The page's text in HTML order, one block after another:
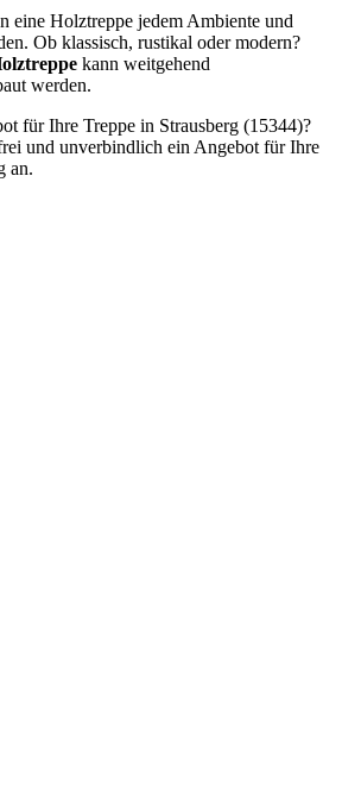
eine Holztreppe jedem Ambiente und
Ob klassisch, rustikal oder modern?
kann weitgehend
werden.
für Ihre Treppe in Strausberg (15344)?
und unverbindlich ein Angebot für Ihre
an.